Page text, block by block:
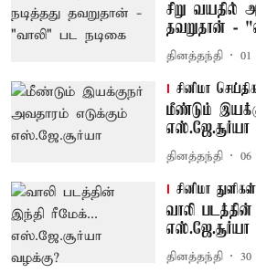
சிறு வயதில்
தவறுதான் -
தினத்தந்தி
சினிமா
மீண்டும்
எஸ்.ஜே.சூர்யா
தினத்தந்தி
சினிமா துளிகள்
வாலி
எஸ்.ஜே.சூர்யா
தினத்தந்தி